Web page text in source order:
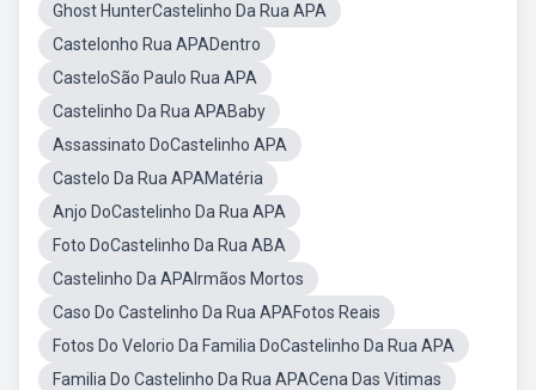
Ghost HunterCastelinho Da Rua APA
Castelonho Rua APADentro
CasteloSão Paulo Rua APA
Castelinho Da Rua APABaby
Assassinato DoCastelinho APA
Castelo Da Rua APAMatéria
Anjo DoCastelinho Da Rua APA
Foto DoCastelinho Da Rua ABA
Castelinho Da APAIrmãos Mortos
Caso Do Castelinho Da Rua APAFotos Reais
Fotos Do Velorio Da Familia DoCastelinho Da Rua APA
Familia Do Castelinho Da Rua APACena Das Vitimas